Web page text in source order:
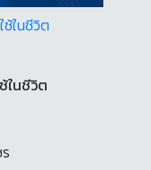
ในชีวิต